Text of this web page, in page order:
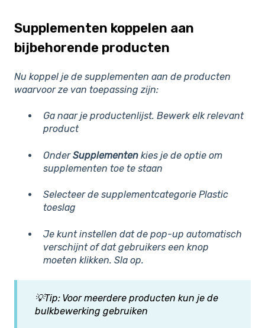
Supplementen koppelen aan
bijbehorende producten
Nu koppel je de supplementen aan de producten
waarvoor ze van toepassing zijn:
Ga naar je productenlijst. Bewerk elk relevant
product
OnderSupplementen kies je de optie om
supplementen toe te staan
Selecteer de supplementcategorie Plastic
toeslag
Je kunt instellen dat de pop-up automatisch
verschijnt of dat gebruikers een knop
moeten klikken. Sla op.
💡Tip: Voor meerdere producten kun je de
bulkbewerking gebruiken